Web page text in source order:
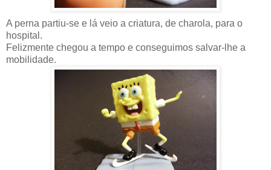
A perna partiu-se e lá veio a criatura, de charola, para o
hospital.
Felizmente chegou a tempo e conseguimos salvar-lhe a
mobilidade.